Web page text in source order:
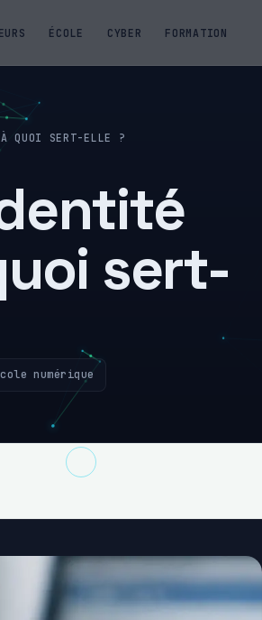
ÉCOLE CYBER FORMATION
QUOI SERT-ELLE ?
sert-
numérique